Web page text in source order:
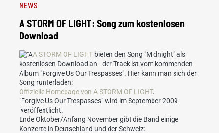
NEWS
A STORM OF LIGHT: Song zum kostenlosen
Download
A STORM OF LIGHT bieten den Song "Midnight" als
kostenlosen Download an - der Track ist vom kommenden
Album "Forgive Us Our Trespasses". Hier kann man sich den
Song runterladen:
Offizielle Homepage von A STORM OF LIGHT.
"Forgive Us Our Trespasses" wird im September 2009
veröffentlicht.
Ende Oktober/Anfang November gibt die Band einige
Konzerte in Deutschland und der Schweiz: